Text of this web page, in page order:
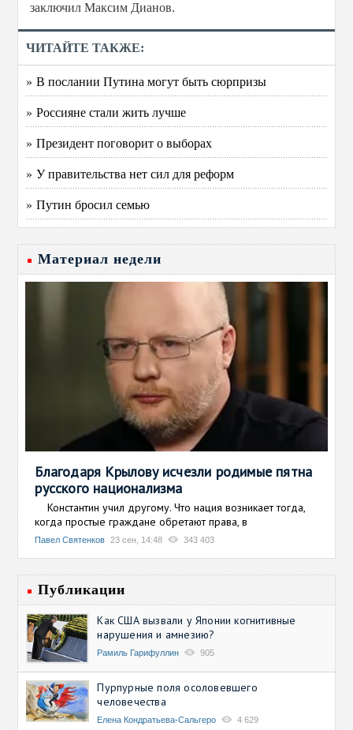
заключил Максим Дианов.
ЧИТАЙТЕ ТАКЖЕ:
» В послании Путина могут быть сюрпризы
» Россияне стали жить лучше
» Президент поговорит о выборах
» У правительства нет сил для реформ
» Путин бросил семью
Материал недели
Благодаря Крылову исчезли родимые пятна
русского национализма
Константин учил другому. Что нация возникает тогда,
когда простые граждане обретают права, в
Павел Святенков 23 сен, 14:48 343 403
Публикации
Как США вызвали у Японии когнитивные
нарушения и амнезию?
Рамиль Гарифуллин 905
Пурпурные поля осоловевшего
человечества
Елена Кондратьева-Сальгеро 4 629